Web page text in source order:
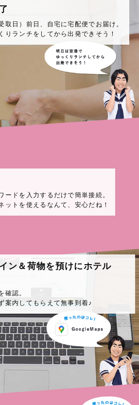
取日）前日、自宅に宅配便でお届け。
りランチをしてから出発できそう！
ードを入力するだけで簡単接続。
ットを使えるなんて、安心だね！
ン＆荷物を預けにホテル
確認。
案内してもらえて無事到着♪